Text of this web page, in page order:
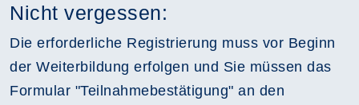
Nicht vergessen:
Die erforderliche Registrierung muss vor Beginn
der Weiterbildung erfolgen und Sie müssen das
Formular "Teilnahmebestätigung" an den